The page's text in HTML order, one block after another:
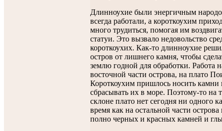
Длинноухие были энергичным
всегда работали, а короткоухим
много трудиться, помогая им
статуи. Это вызвало недовольство
короткоухих. Как-то длинноухие
остров от лишнего камня, чтобы
землю годной для обработки. Работа
восточной части острова, на плато
Короткоухим пришлось носить камни
сбрасывать их в море. Поэтому-то на
склоне плато нет сегодня ни одного
время как на остальной части
полно черных и красных камней и